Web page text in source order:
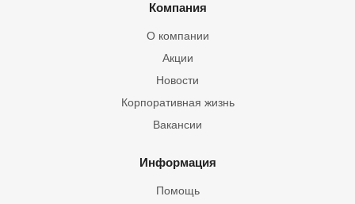
Компания
О компании
Акции
Новости
Корпоративная жизнь
Вакансии
Информация
Помощь